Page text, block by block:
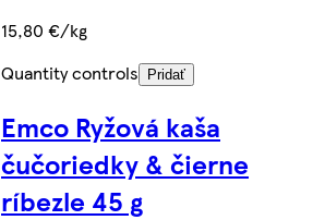
15,80 €/kg
Quantity controls
Pridať
Emco Ryžová kaša
čučoriedky & čierne
ríbezle 45 g